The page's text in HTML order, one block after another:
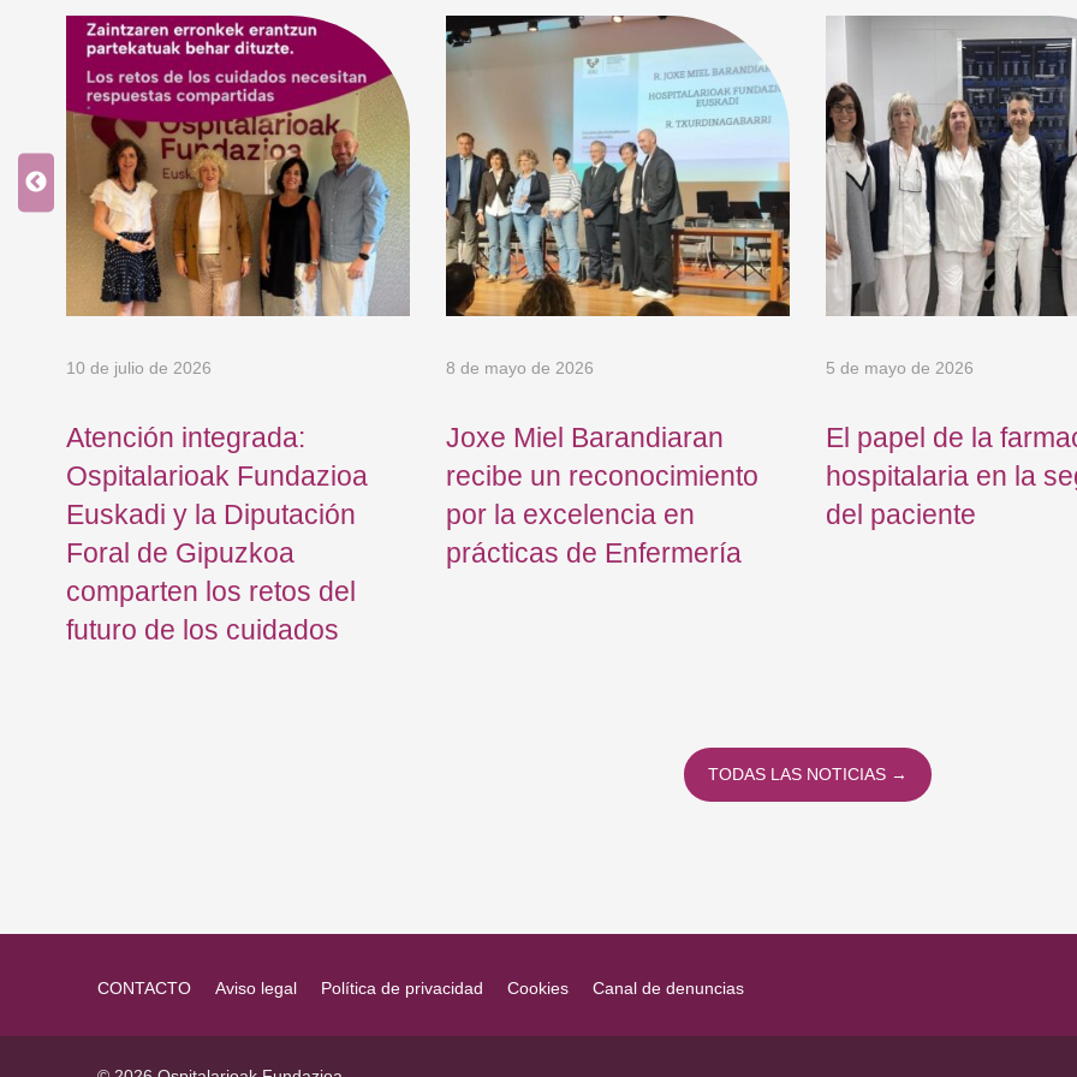
10 de julio de 2026
Atención integrada:
Ospitalarioak Fundazioa
Euskadi y la Diputación
Foral de Gipuzkoa
comparten los retos del
futuro de los cuidados
8 de mayo de 2026
Joxe Miel Barandiaran
recibe un reconocimiento
por la excelencia en
prácticas de Enfermería
5 de mayo de 2026
El papel de la
hospitalaria en la
del paciente
TODAS LAS NOTICIAS →
CONTACTO Aviso legal Política de privacidad Cookies Canal de denuncias